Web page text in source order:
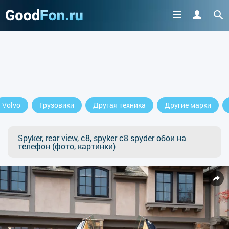
Volvo Грузовики Другая техника Другие марки
Spyker, rear view, c8, spyker c8 spyder обои на
телефон (фото, картинки)